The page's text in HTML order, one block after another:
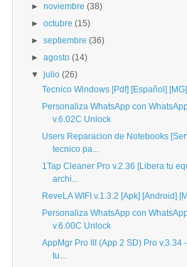
►noviembre (38)
►octubre (15)
►septiembre (36)
►agosto (14)
▼julio (26)
Tecnico Windows [Pdf] [Español] [MG]
Personaliza WhatsApp con
v.6.02C Unlock
Users Reparacion de Notebooks
tecnico pa...
1Tap Cleaner Pro v.2.36 [Libera tu
archi...
ReveLA WIFI v.1.3.2 [Apk] [Android]
Personaliza WhatsApp con
v.6.00C Unlock
AppMgr Pro III (App 2 SD) Pro v.3.34
tu...